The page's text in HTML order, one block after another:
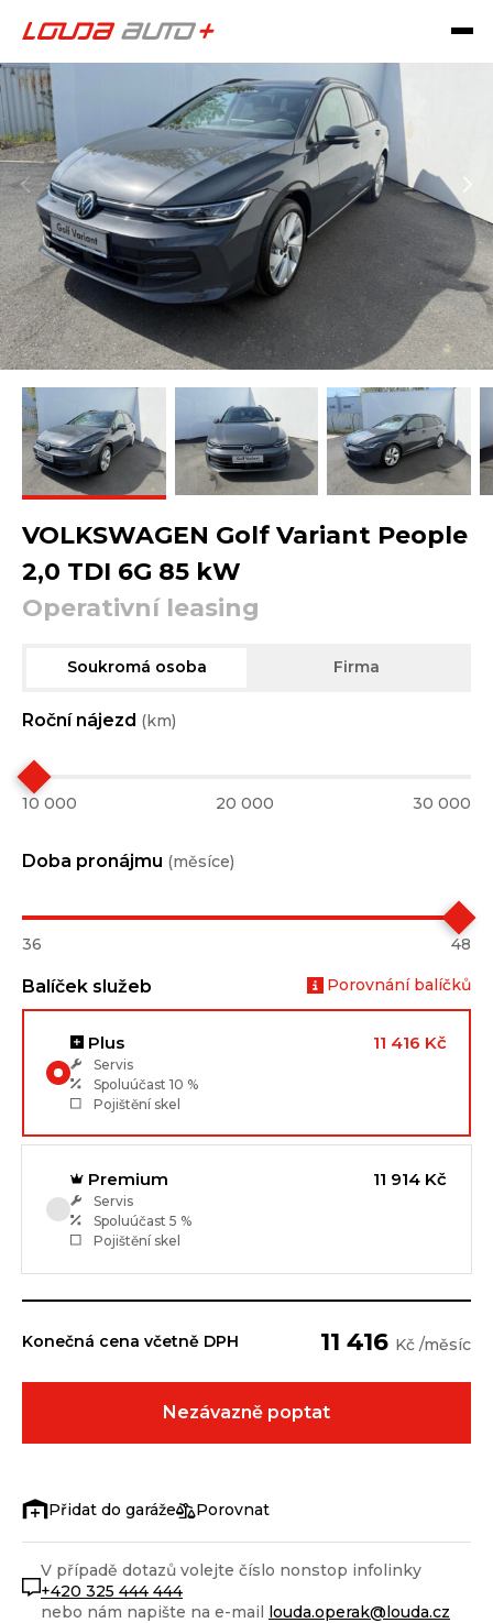
VOLKSWAGEN Golf Variant People
2,0 TDI 6G 85 kW
Operativní leasing
Soukromá osoba Firma
Roční nájezd (km)
10 000 20 000 30 000
Doba pronájmu (měsíce)
36 48
Balíček služeb Porovnání balíčků
Plus 11 416 Kč
Servis
Spoluúčast 10 %
Pojištění skel
Premium 11 914 Kč
Servis
Spoluúčast 5 %
Pojištění skel
Konečná cena včetně DPH 11 416 Kč /měsíc
Nezávazně poptat
Porovnat
V případě dotazů volejte číslo nonstop infolinky
+420 325 444 444
nebo nám napište na e-mail louda.operak@louda.cz